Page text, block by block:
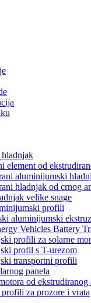
element od
aluminijumski
hladnjak od crnog
velike snage
profili
aluminijumski
Vehicles Battery
profili za solarne
profil s T-urezom
transportni profili
panela
od ekstrudiranog
za prozore i vrata